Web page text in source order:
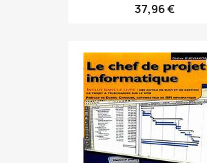
37,96 €